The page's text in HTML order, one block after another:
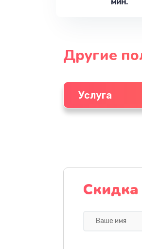
Другие
Услуга
Скидка